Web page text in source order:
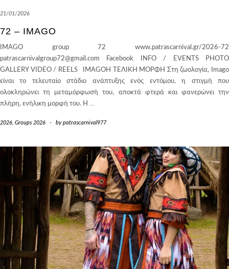
21/01/2026
72 – IMAGO
IMAGO group 72 www.patrascarnival.gr/2026-72
patrascarnivalgroup72@gmail.com Facebook INFO / EVENTS PHOTO
GALLERY VIDEO / REELS IMAGOΗ ΤΕΛΙΚΗ ΜΟΡΦΗ Στη ζωολογία, Imago
είναι το τελευταίο στάδιο ανάπτυξης ενός εντόμου, η στιγμή που
ολοκληρώνει τη μεταμόρφωσή του, αποκτά φτερά και φανερώνει την
πλήρη, ενήλικη μορφή του. Η …
2026 Groups 2026 - bypatrascarnival977